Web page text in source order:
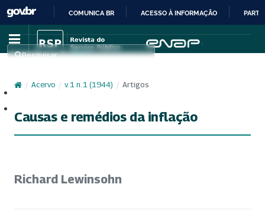
IR
PARA
CONTEÚDO
COMUNICA BR ACESSO À INFORMAÇÃO
Pesquisar
/ Acervo / v. 1 n. 1 (1944) / Artigos
Causas e remédios da inflação
Richard Lewinsohn